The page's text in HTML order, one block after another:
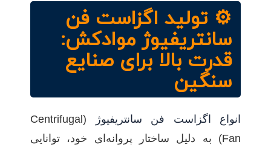
⚙️ تولید اگزاست فن
سانتریفیوژ موادکش:
قدرت بالا برای صنایع
سنگین
انواع اگزاست فن‌ سانتریفیوژ
(Centrifugal
Fan) به دلیل ساختار پروانه‌ای خود، توانایی